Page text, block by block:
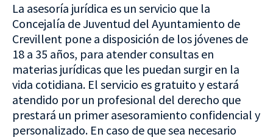
La asesoría jurídica es un servicio que la
Concejalía de Juventud del Ayuntamiento de
Crevillent pone a disposición de los jóvenes de
18 a 35 años, para atender consultas en
materias jurídicas que les puedan surgir en la
vida cotidiana. El servicio es gratuito y estará
atendido por un profesional del derecho que
prestará un primer asesoramiento confidencial y
personalizado. En caso de que sea necesario